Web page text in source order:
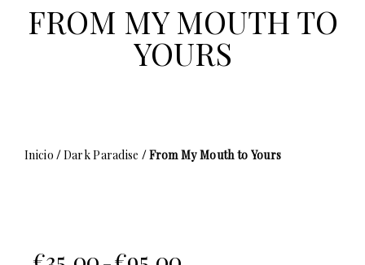
FROM MY MOUTH TO
YOURS
Inicio /Dark Paradise / From My Mouth to Yours